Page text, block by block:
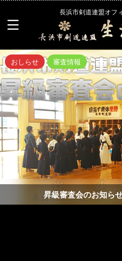
長浜市剣道連盟オフ
おしらせ 審査情報
昇級審査会のお知ら